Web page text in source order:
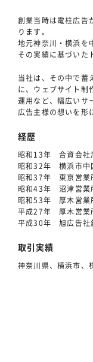
創業当時は電柱広告
ります。
地元神奈川・横浜を
その実績に基づいた
当社は、その中で蓄
に、ウェブサイト制
運用など、幅広いサ
広告主様の想いを形
経歴
昭和13年 合資会社
昭和32年 横浜市中
昭和37年 東京営業
昭和43年 沼津営業
昭和53年 厚木営業
平成27年 厚木営業
平成30年 旭広告社
取引実績
神奈川県、横浜市